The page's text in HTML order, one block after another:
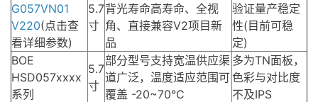
G057VN01
V220(点击查
看详细参数)
5.7
寸
背光寿命高寿命、全视
角、直接兼容V2项目新
品
验证量产稳定
性(目前可稳
定)
BOE
HSD057xxxx
系列
5.7
寸
部分型号支持宽温供应渠
道广泛，温度适应范围可
覆盖 -20~70°C
多为TN面板，
色彩与对比度
不及IPS